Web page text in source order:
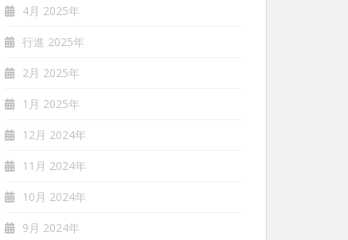
4月 2025年
行進 2025年
2月 2025年
1月 2025年
12月 2024年
11月 2024年
10月 2024年
9月 2024年